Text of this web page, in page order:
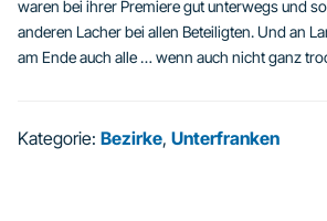
waren bei ihrer Premiere gut unterwegs und
anderen Lacher bei allen Beteiligten. Und an
am Ende auch alle … wenn auch nicht ganz
Kategorie: Bezirke, Unterfranken